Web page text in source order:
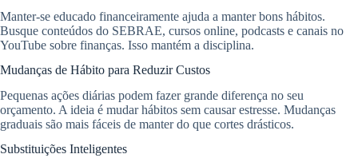
Manter-se educado financeiramente ajuda a manter bons hábitos.
Busque conteúdos do SEBRAE, cursos online, podcasts e canais no
YouTube sobre finanças. Isso mantém a disciplina.
Mudanças de Hábito para Reduzir Custos
Pequenas ações diárias podem fazer grande diferença no seu
orçamento. A ideia é mudar hábitos sem causar estresse. Mudanças
graduais são mais fáceis de manter do que cortes drásticos.
Substituições Inteligentes